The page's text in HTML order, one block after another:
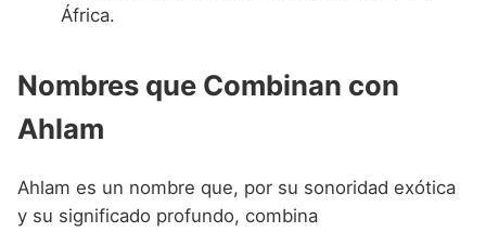
África.
Nombres que Combinan con
Ahlam
Ahlam es un nombre que, por su sonoridad exótica
y su significado profundo, combina